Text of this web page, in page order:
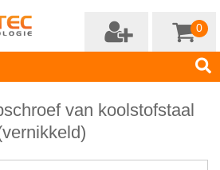
0
van koolstofstaal